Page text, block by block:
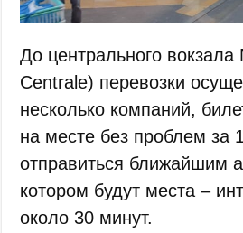
До центрального
Centrale) перевозки
несколько компаний,
на месте без проблем за
отправиться ближайшим
котором будут места –
около 30 минут.